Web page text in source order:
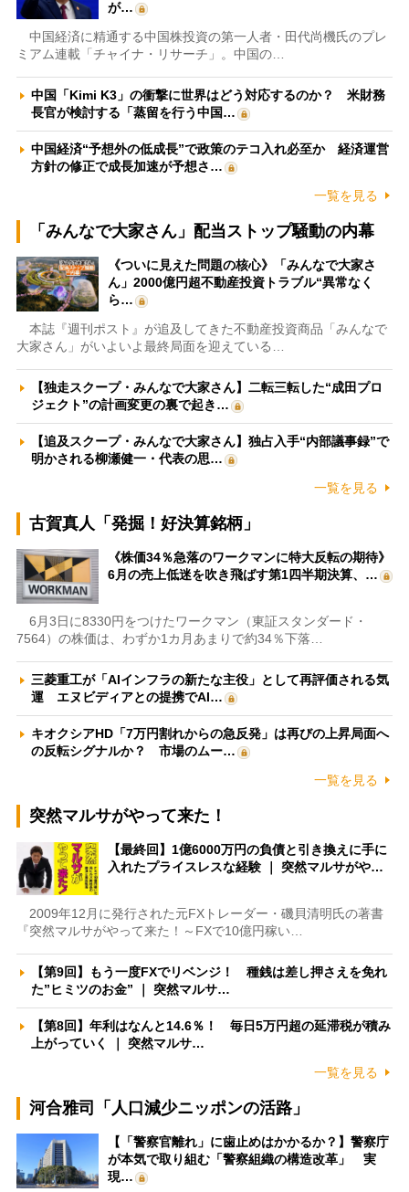
が…
中国経済に精通する中国株投資の第一人者・田代尚機氏のプレ
ミアム連載「チャイナ・リサーチ」。中国の…
中国「Kimi K3」の衝撃に世界はどう対応するのか？ 米財務
長官が検討する「蒸留を行う中国…
中国経済“予想外の低成長”で政策のテコ入れ必至か 経済運営
方針の修正で成長加速が予想さ…
一覧を見る
「みんなで大家さん」配当ストップ騒動の内幕
《ついに見えた問題の核心》「みんなで大家さ
ん」2000億円超不動産投資トラブル“異常なく
ら…
本誌『週刊ポスト』が追及してきた不動産投資商品「みんなで
大家さん」がいよいよ最終局面を迎えている…
【独走スクープ・みんなで大家さん】二転三転した“成田プロ
ジェクト”の計画変更の裏で起き…
【追及スクープ・みんなで大家さん】独占入手“内部議事録”で
明かされる柳瀬健一・代表の思…
一覧を見る
古賀真人「発掘！好決算銘柄」
《株価34％急落のワークマンに特大反転の期待》
6月の売上低迷を吹き飛ばす第1四半期決算、…
6月3日に8330円をつけたワークマン（東証スタンダード・
7564）の株価は、わずか1カ月あまりで約34％下落…
三菱重工が「AIインフラの新たな主役」として再評価される気
運 エヌビディアとの提携でAI…
キオクシアHD「7万円割れからの急反発」は再びの上昇局面へ
の反転シグナルか？ 市場のムー…
一覧を見る
突然マルサがやって来た！
【最終回】1億6000万円の負債と引き換えに手に
入れたプライスレスな経験 ｜ 突然マルサがや…
2009年12月に発行された元FXトレーダー・磯貝清明氏の著書
『突然マルサがやって来た！～FXで10億円稼い…
【第9回】もう一度FXでリベンジ！ 種銭は差し押さえを免れ
た”ヒミツのお金” ｜ 突然マルサ…
【第8回】年利はなんと14.6％！ 毎日5万円超の延滞税が積み
上がっていく ｜ 突然マルサ…
一覧を見る
河合雅司「人口減少ニッポンの活路」
【「警察官離れ」に歯止めはかかるか？】警察庁
が本気で取り組む「警察組織の構造改革」 実
現…